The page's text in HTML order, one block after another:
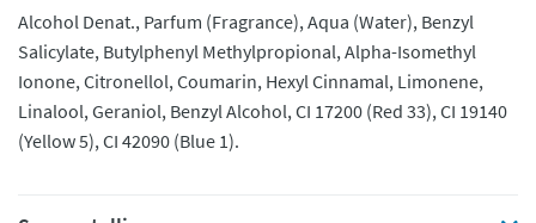
Alcohol Denat., Parfum (Fragrance), Aqua (Water), Benzyl
Salicylate, Butylphenyl Methylpropional, Alpha-Isomethyl
Ionone, Citronellol, Coumarin, Hexyl Cinnamal, Limonene,
Linalool, Geraniol, Benzyl Alcohol, CI 17200 (Red 33), CI 19140
(Yellow 5), CI 42090 (Blue 1).